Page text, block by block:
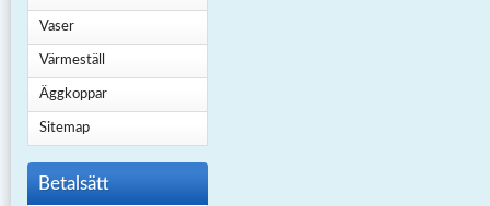
Vaser
Värmeställ
Äggkoppar
Sitemap
Betalsätt